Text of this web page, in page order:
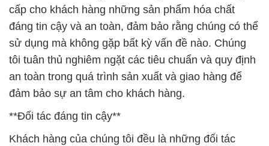
cấp cho khách hàng những sản phẩm hóa chất
đáng tin cậy và an toàn, đảm bảo rằng chúng có thể
sử dụng mà không gặp bất kỳ vấn đề nào. Chúng
tôi tuân thủ nghiêm ngặt các tiêu chuẩn và quy định
an toàn trong quá trình sản xuất và giao hàng để
đảm bảo sự an tâm cho khách hàng.
**Đối tác đáng tin cậy**
Khách hàng của chúng tôi đều là những đối tác